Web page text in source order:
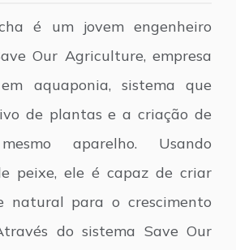
é um jovem engenheiro
Our Agriculture, empresa
aquaponia, sistema que
de plantas e a criação de
aparelho. Usando
peixe, ele é capaz de criar
natural para o crescimento
do sistema Save Our